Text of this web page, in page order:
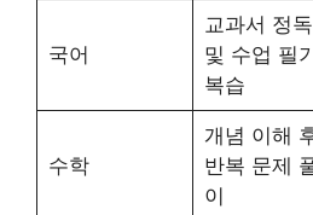
국어
교과서 정독
및 수업 필
복습
수학
개념 이해
반복 문제
이